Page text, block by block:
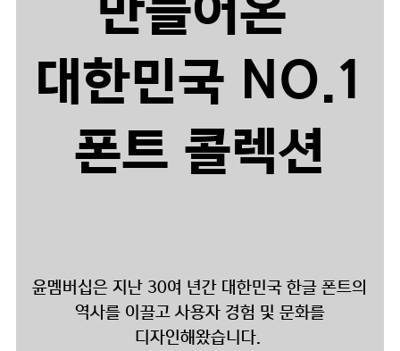
만들어온
대한민국 NO.1
폰트 콜렉션
윤멤버십은 지난 30여 년간 대한민국 한글 폰트의
역사를 이끌고 사용자 경험 및 문화를
디자인해왔습니다.